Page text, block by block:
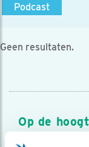
Podcast
Geen resultaten.
Op de
Meld je aan en